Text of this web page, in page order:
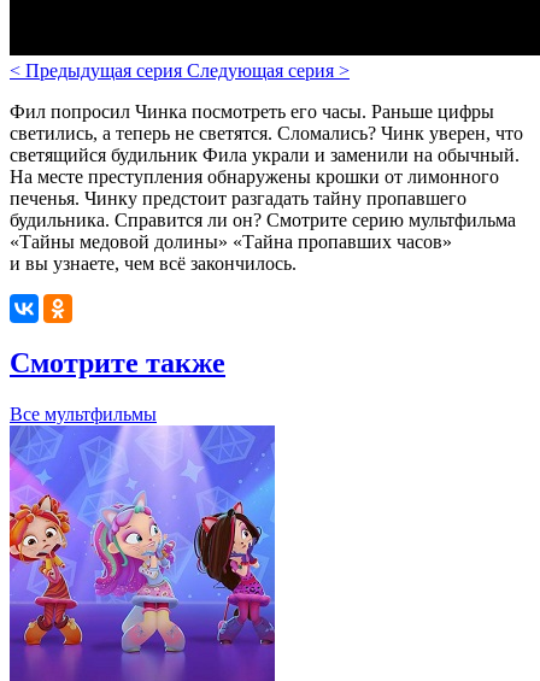
< Предыдущая серия Следующая серия >
Фил попросил Чинка посмотреть его часы. Раньше цифры
светились, а теперь не светятся. Сломались? Чинк уверен, что
светящийся будильник Фила украли и заменили на обычный.
На месте преступления обнаружены крошки от лимонного
печенья. Чинку предстоит разгадать тайну пропавшего
будильника. Справится ли он? Смотрите серию мультфильма
«Тайны медовой долины» «Тайна пропавших часов»
и вы узнаете, чем всё закончилось.
Смотрите также
Все мультфильмы